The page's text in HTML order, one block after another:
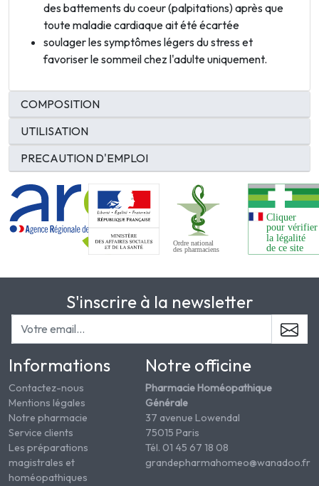
des battements du coeur (palpitations) après que
toute maladie cardiaque ait été écartée
soulager les symptômes légers du stress et
favoriser le sommeil chez l'adulte uniquement.
COMPOSITION
UTILISATION
PRECAUTION D'EMPLOI
S'inscrire à la newsletter
Informations
Contactez-nous
Mentions légales
Notre pharmacie
Service clients
Les préparations
magistrales et
homéopathiques
Notre officine
Pharmacie Homéopathique
Générale
37 avenue Lowendal
75015 Paris
Tél. 01 45 67 18 08
grandepharmahomeo@wanadoo.fr